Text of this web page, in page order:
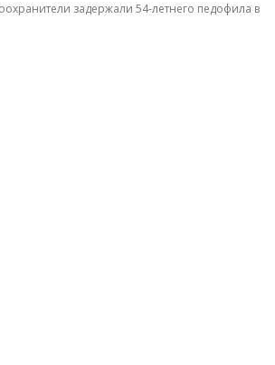
задержали 54-летнего педофила в